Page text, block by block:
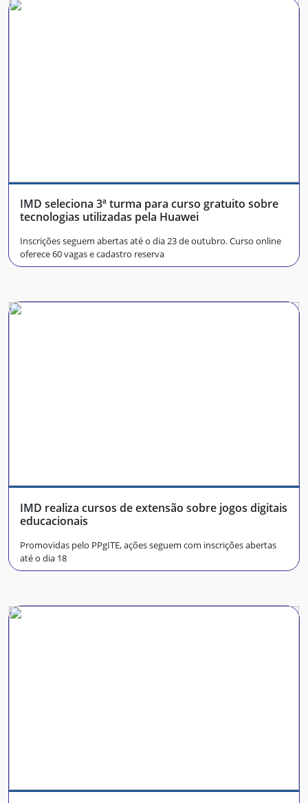
IMD seleciona 3ª turma para curso gratuito sobre
tecnologias utilizadas pela Huawei
Inscrições seguem abertas até o dia 23 de outubro. Curso online
oferece 60 vagas e cadastro reserva
IMD realiza cursos de extensão sobre jogos digitais
educacionais
Promovidas pelo PPgITE, ações seguem com inscrições abertas
até o dia 18